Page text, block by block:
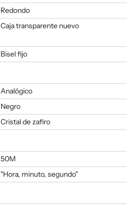
Redondo
Caja transparente nuevo
Bisel fijo
Analógico
Negro
Cristal de zafiro
50M
"Hora, minuto, segundo"